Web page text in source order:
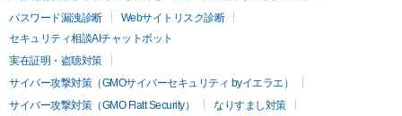
パスワード漏洩診断
Webサイトリスク診断
セキュリティ相談AIチャットボット
実在証明・盗聴対策
サイバー攻撃対策（GMOサイバーセキュリティ byイエラエ）
サイバー攻撃対策（GMO Flatt Security）
なりすまし対策